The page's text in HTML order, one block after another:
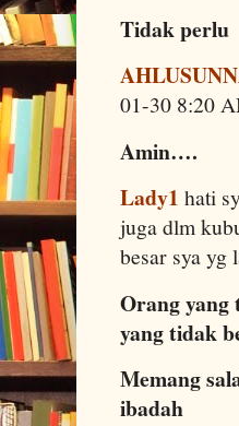
Tidak perlu
01-30 8:20
Amin….
Lady1 hati
juga dlm
besar sya
Orang yang
yang tidak
Memang
ibadah